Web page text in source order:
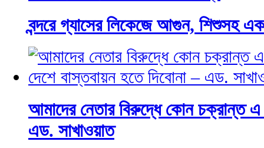
বন্দরে গ্যাসের লিকেজে আগুন, শিশুসহ
আমাদের নেতার বিরুদ্ধে কোন চক্রান্ত এ
এড. সাখাওয়াত